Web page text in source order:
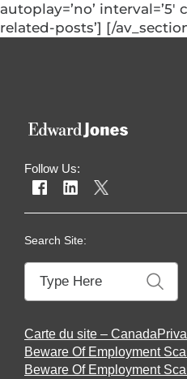
autoplay=’no’
related-posts’] [/
Follow Us:
Search Site:
Carte du site – Canada
Beware Of Employment
Beware Of Employment